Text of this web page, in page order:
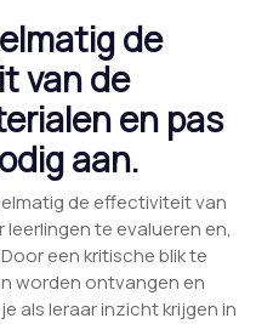
de
van de
en pas
aan.
de effectiviteit van
te evalueren en,
een kritische blik te
worden ontvangen en
als leraar inzicht krijgen in